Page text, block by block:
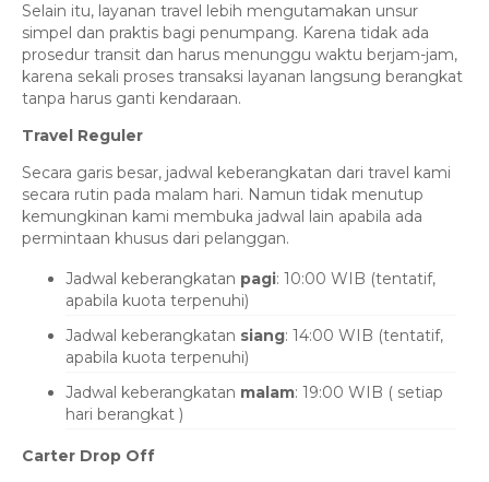
Selain itu, layanan travel lebih mengutamakan unsur
simpel dan praktis bagi penumpang. Karena tidak ada
prosedur transit dan harus menunggu waktu berjam-jam,
karena sekali proses transaksi layanan langsung berangkat
tanpa harus ganti kendaraan.
Travel Reguler
Secara garis besar, jadwal keberangkatan dari travel kami
secara rutin pada malam hari. Namun tidak menutup
kemungkinan kami membuka jadwal lain apabila ada
permintaan khusus dari pelanggan.
Jadwal keberangkatan pagi: 10:00 WIB (tentatif,
apabila kuota terpenuhi)
Jadwal keberangkatan siang: 14:00 WIB (tentatif,
apabila kuota terpenuhi)
Jadwal keberangkatan malam: 19:00 WIB ( setiap
hari berangkat )
Carter Drop Off